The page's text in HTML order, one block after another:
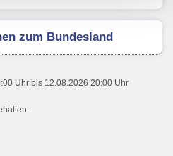
zum Bundesland
Uhr bis 12.08.2026 20:00 Uhr